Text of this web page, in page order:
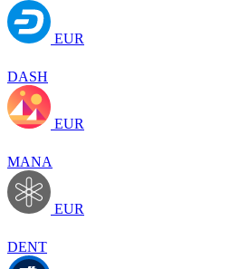
EUR
DASH
EUR
MANA
EUR
DENT